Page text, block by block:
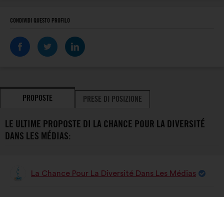
CONDIVIDI QUESTO PROFILO
PROPOSTE PRESE DI POSIZIONE
LE ULTIME PROPOSTE DI LA CHANCE POUR LA DIVERSITÉ
DANS LES MÉDIAS:
PropostaLa Chance Pour La Diversité Dans Les Médias